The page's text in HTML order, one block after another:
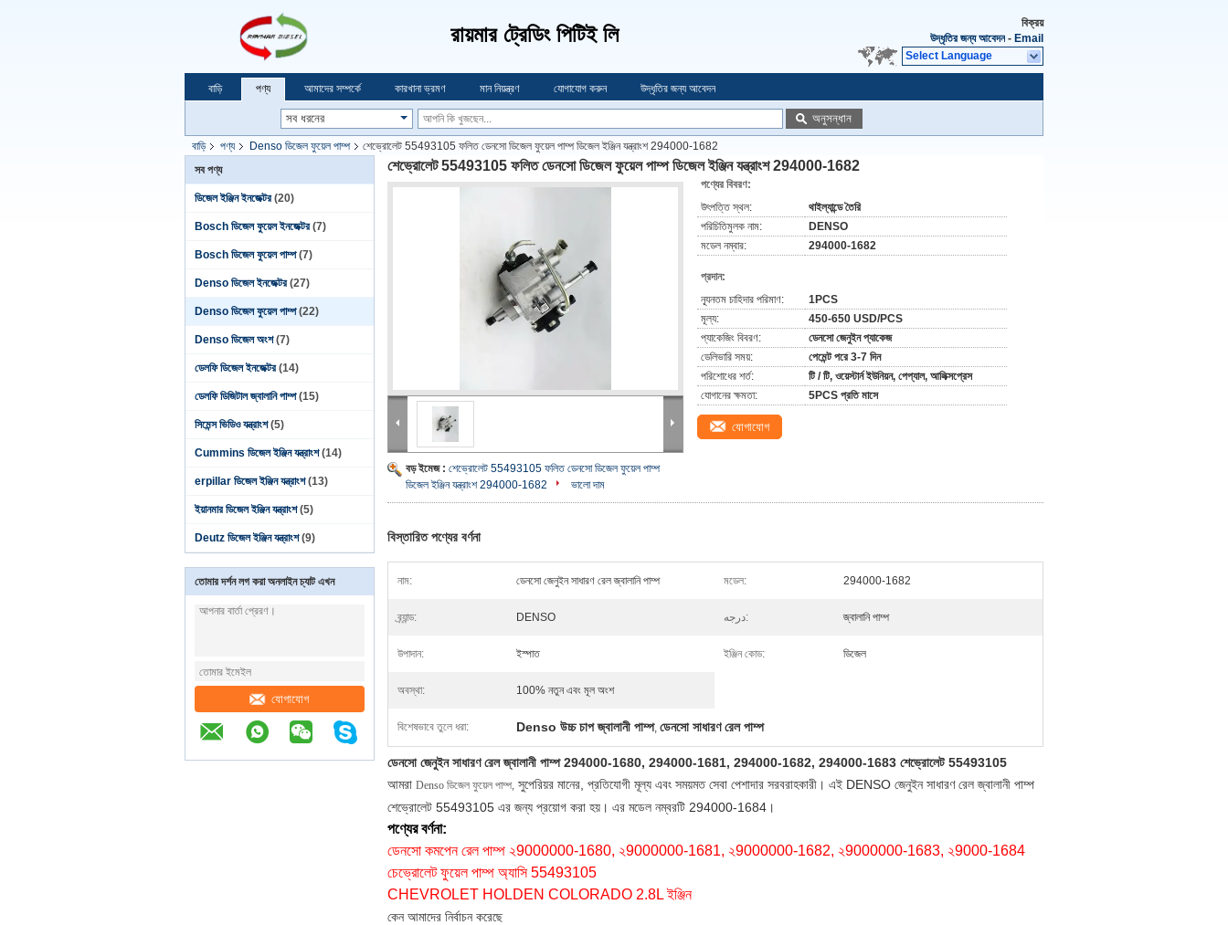
রায়মার ট্রেডিং পিটিই লি
বিক্রয়
উদ্ধৃতির জন্য আবেদন - Email
Select Language
বাড়ি পণ্য আমাদের সম্পর্কে কারখানা ভ্রমণ মান নিয়ন্ত্রণ যোগাযোগ করুন উদ্ধৃতির জন্য আবেদন
অনুসন্ধান
বাড়ি পণ্য Denso ডিজেল ফুয়েল পাম্প
শেভ্রোলেট 55493105 ফলিত ডেনসো ডিজেল ফুয়েল পাম্প ডিজেল ইঞ্জিন যন্ত্রাংশ 294000-1682
সব পণ্য
ডিজেল ইঞ্জিন ইনজেক্টর (20)
Bosch ডিজেল ফুয়েল ইনজেক্টর (7)
Bosch ডিজেল ফুয়েল পাম্প (7)
Denso ডিজেল ইনজেক্টর (27)
Denso ডিজেল ফুয়েল পাম্প (22)
Denso ডিজেল অংশ (7)
ডেলফি ডিজেল ইনজেক্টর (14)
ডেলফি ডিজিটাল জ্বালানি পাম্প (15)
সিমেন্স ভিডিও যন্ত্রাংশ (5)
Cummins ডিজেল ইঞ্জিন যন্ত্রাংশ (14)
erpillar ডিজেল ইঞ্জিন যন্ত্রাংশ (13)
ইয়ানমার ডিজেল ইঞ্জিন যন্ত্রাংশ (5)
Deutz ডিজেল ইঞ্জিন যন্ত্রাংশ (9)
তোমার দর্শন লগ করা অনলাইন চ্যাট এখন
যোগাযোগ
শেভ্রোলেট 55493105 ফলিত ডেনসো ডিজেল ফুয়েল পাম্প ডিজেল ইঞ্জিন যন্ত্রাংশ 294000-1682
বড় ইমেজ : শেভ্রোলেট 55493105 ফলিত ডেনসো ডিজেল ফুয়েল পাম্প
ডিজেল ইঞ্জিন যন্ত্রাংশ 294000-1682
ভালো দাম
পণ্যের বিবরণ:
উৎপত্তি স্থল:
থাইল্যান্ডে তৈরি
পরিচিতিমুলক নাম:
DENSO
মডেল নম্বার:
294000-1682
প্রদান:
ন্যূনতম চাহিদার পরিমাণ:
1PCS
মূল্য:
450-650 USD/PCS
প্যাকেজিং বিবরণ:
ডেনসো জেনুইন প্যাকেজ
ডেলিভারি সময়:
পেমেন্ট পরে 3-7 দিন
পরিশোধের শর্ত:
টি / টি, ওয়েস্টার্ন ইউনিয়ন, পেপ্যাল, আলিক্সপ্রেস
যোগানের ক্ষমতা:
5PCS প্রতি মাসে
যোগাযোগ
বিস্তারিত পণ্যের বর্ণনা
নাম: ডেনসো জেনুইন সাধারণ রেল জ্বালানি পাম্প মডেল: 294000-1682
ব্র্যান্ড: DENSO درجه: জ্বালানি পাম্প
উপাদান: ইস্পাত ইঞ্জিন কোড: ডিজেল
অবস্থা: 100% নতুন এবং মূল অংশ
বিশেষভাবে তুলে ধরা: Denso উচ্চ চাপ জ্বালানী পাম্প, ডেনসো সাধারণ রেল পাম্প
ডেনসো জেনুইন সাধারণ রেল জ্বালানী পাম্প 294000-1680, 294000-1681, 294000-1682, 294000-1683 শেভ্রোলেট 55493105
আমরা Denso ডিজেল ফুয়েল পাম্প, সুপেরিয়র মানের, প্রতিযোগী মূল্য এবং সময়মত সেবা পেশাদার সরবরাহকারী। এই DENSO জেনুইন সাধারণ রেল জ্বালানী পাম্প
শেভ্রোলেট 55493105 এর জন্য প্রয়োগ করা হয়। এর মডেল নম্বরটি 294000-1684।
পণ্যের বর্ণনা:
ডেনসো কমপেন রেল পাম্প ২9000000-1680, ২9000000-1681, ২9000000-1682, ২9000000-1683, ২9000-1684
চেভ্রোলেট ফুয়েল পাম্প অ্যাসি 55493105
CHEVROLET HOLDEN COLORADO 2.8L ইঞ্জিন
কেন আমাদের নির্বাচন করেছে